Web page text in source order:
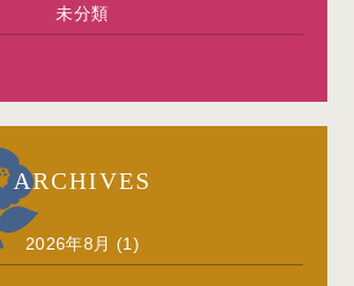
未分類
ARCHIVES
2026年8月 (1)